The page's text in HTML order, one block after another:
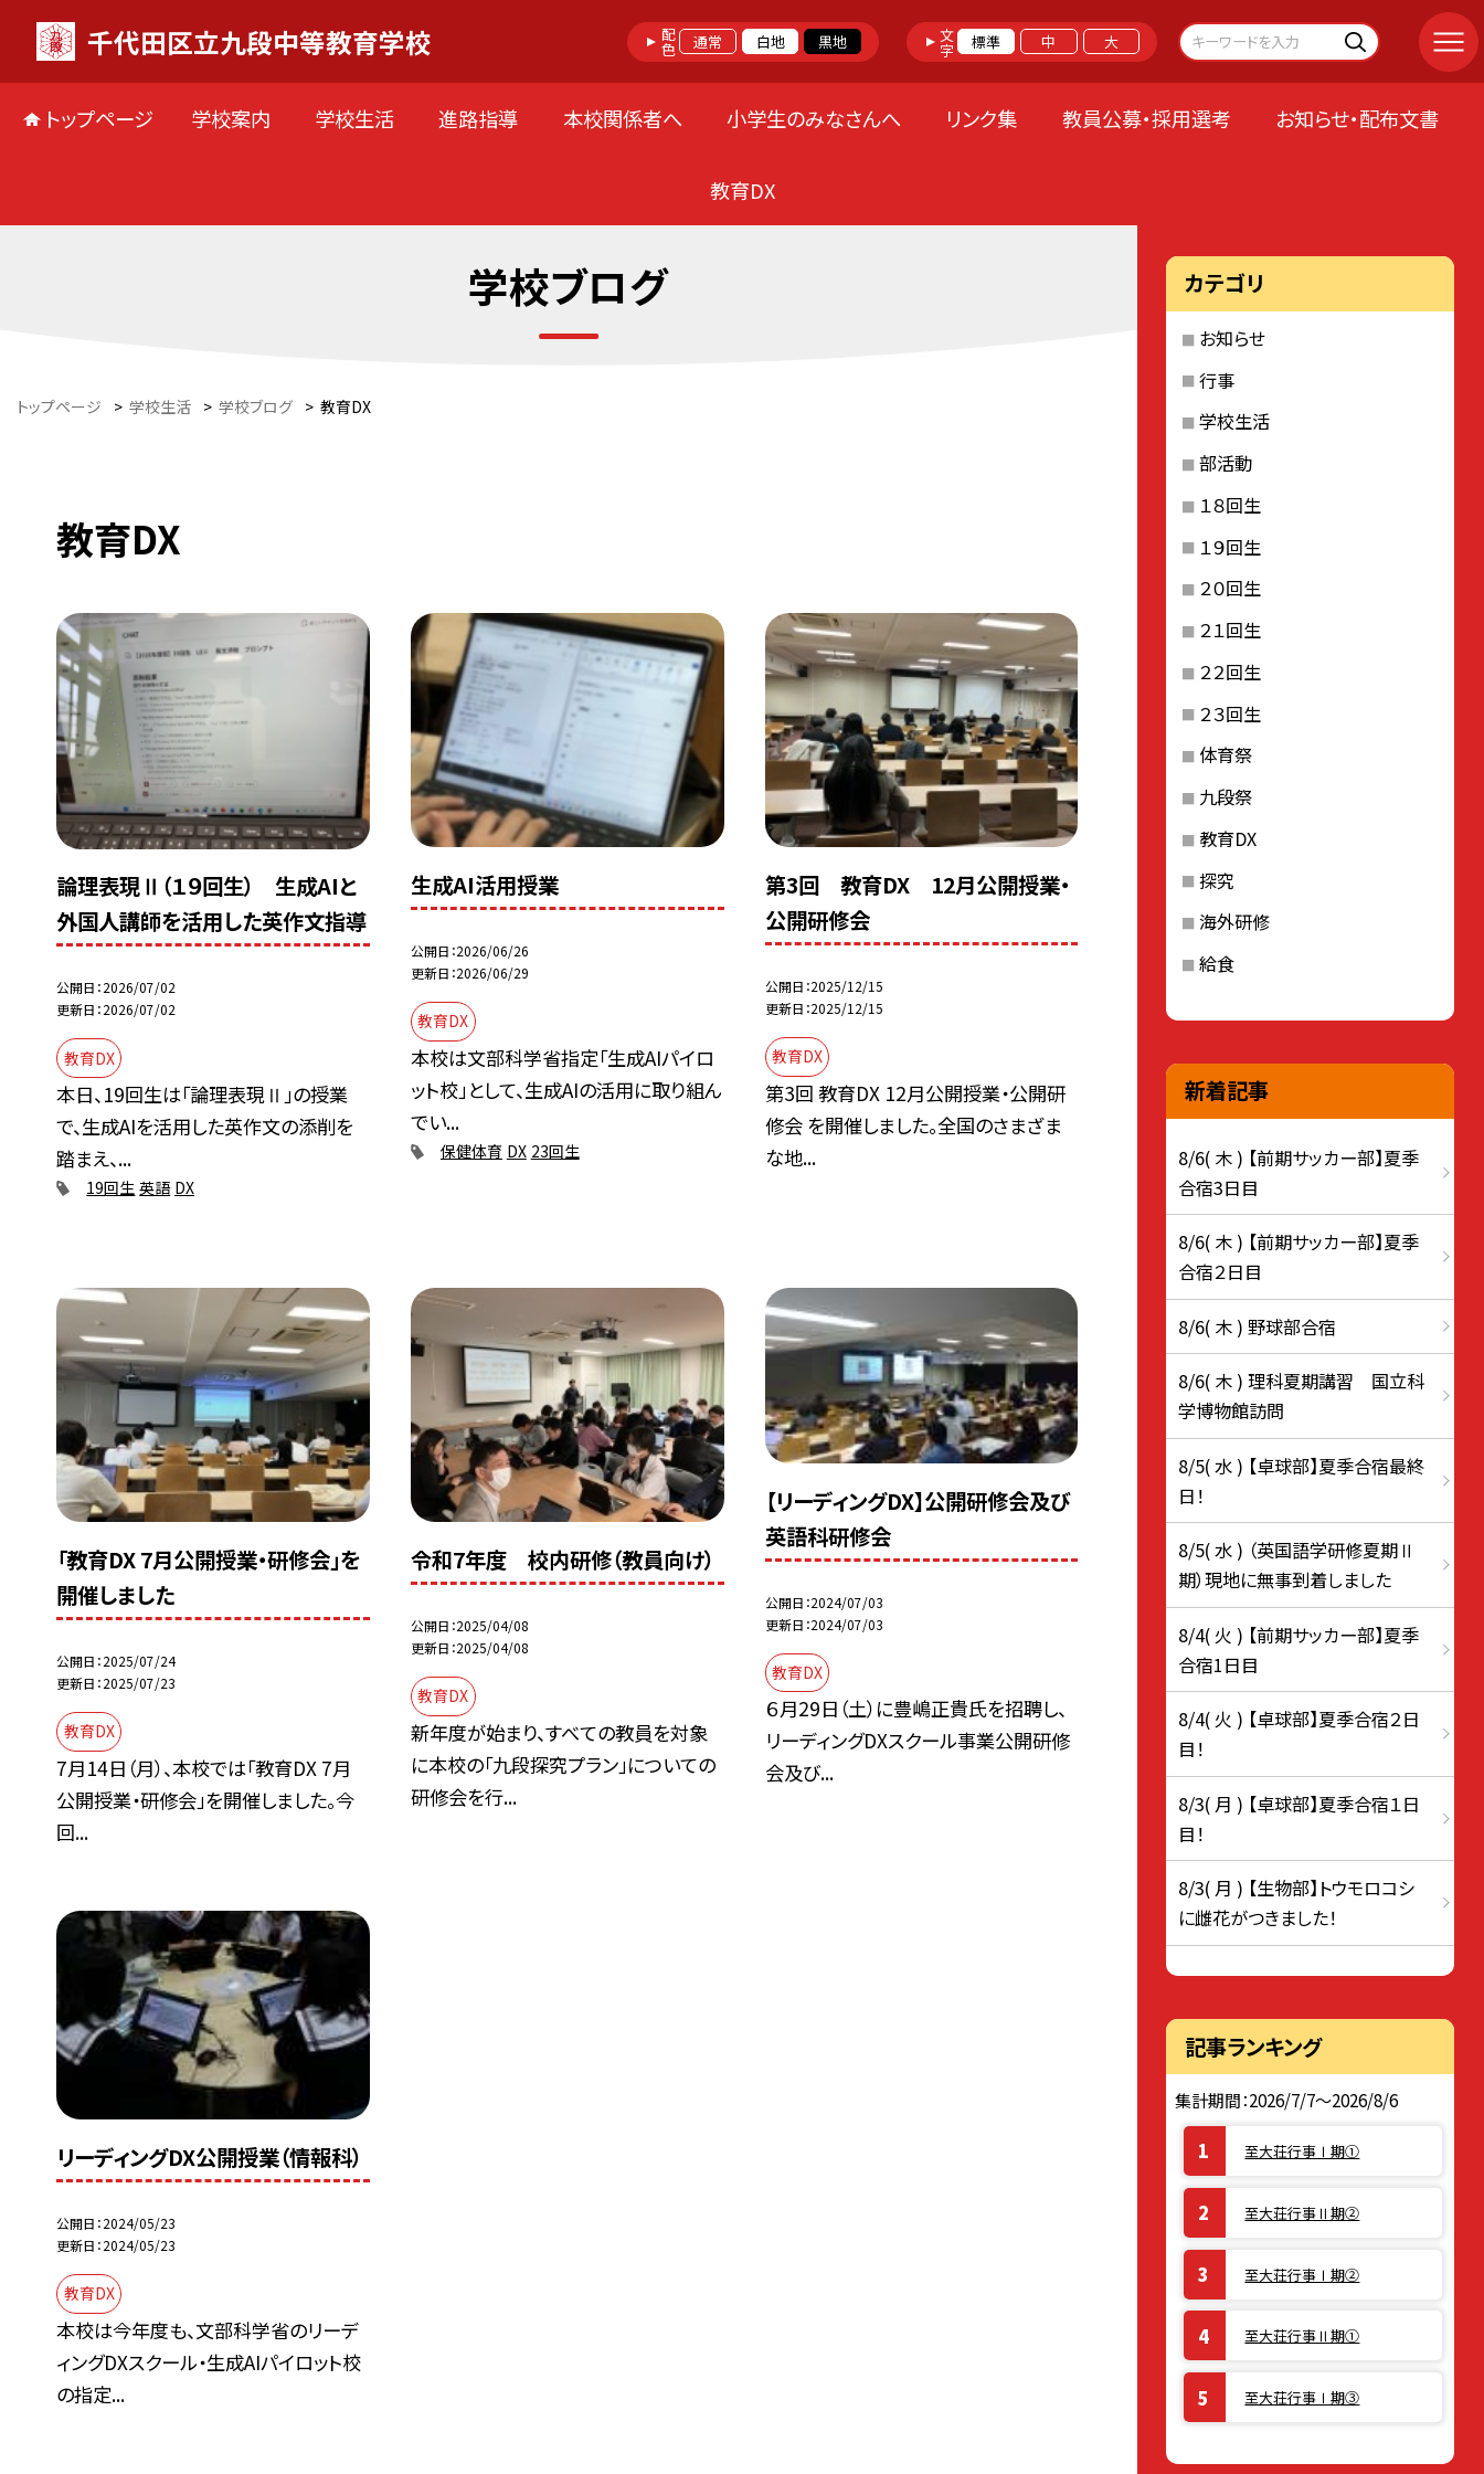
千代田区立九段中等教育学校 配色 通常 白地 黒地 文字 標準 中 大
トップページ 学校案内 学校生活 進路指導 本校関係者へ 小学生のみなさんへ リンク集 教員公募・採用選考 お知らせ・配布文書
教育DX
学校ブログ
トップページ > 学校生活 > 学校ブログ > 教育DX
教育DX
論理表現Ⅱ（１９回生） 生成AIと
外国人講師を活用した英作文指導
公開日 2026/07/02
更新日 2026/07/02
教育DX
本日、19回生は「論理表現Ⅱ」の授業
で、生成AIを活用した英作文の添削を
踏まえ、...
19回生 英語 DX
生成AI活用授業
公開日 2026/06/26
更新日 2026/06/29
教育DX
本校は文部科学省指定「生成AIパイロ
ット校」として、生成AIの活用に取り組ん
でい...
保健体育 DX 23回生
第3回 教育DX 12月公開授業・
公開研修会
公開日 2025/12/15
更新日 2025/12/15
教育DX
第3回 教育DX 12月公開授業・公開研
修会 を開催しました。全国のさまざま
な地...
「教育DX 7月公開授業・研修会」を
開催しました
公開日 2025/07/24
更新日 2025/07/23
教育DX
7月14日（月）、本校では「教育DX 7月
公開授業・研修会」を開催しました。今
回...
令和7年度 校内研修（教員向け）
公開日 2025/04/08
更新日 2025/04/08
教育DX
新年度が始まり、すべての教員を対象
に本校の「九段探究プラン」についての
研修会を行...
【リーディングDX】公開研修会及び
英語科研修会
公開日 2024/07/03
更新日 2024/07/03
教育DX
６月29日（土）に豊嶋正貴氏を招聘し、
リーディングDXスクール事業公開研修
会及び...
リーディングDX公開授業（情報科）
公開日 2024/05/23
更新日 2024/05/23
教育DX
本校は今年度も、文部科学省のリーデ
ィングDXスクール・生成AIパイロット校
の指定...
カテゴリ
お知らせ
行事
学校生活
部活動
１８回生
１９回生
２０回生
２１回生
２２回生
２３回生
体育祭
九段祭
教育DX
探究
海外研修
給食
新着記事
8/6( 木 ) 【前期サッカー部】夏季
合宿3日目
8/6( 木 ) 【前期サッカー部】夏季
合宿２日目
8/6( 木 ) 野球部合宿
8/6( 木 ) 理科夏期講習 国立科
学博物館訪問
8/5( 水 ) 【卓球部】夏季合宿最終
日！
8/5( 水 ) （英国語学研修夏期Ⅱ
期）現地に無事到着しました
8/4( 火 ) 【前期サッカー部】夏季
合宿1日目
8/4( 火 ) 【卓球部】夏季合宿２日
目！
8/3( 月 ) 【卓球部】夏季合宿１日
目！
8/3( 月 ) 【生物部】トウモロコシ
に雌花がつきました！
記事ランキング
集計期間：2026/7/7～2026/8/6
至大荘行事Ⅰ期①
至大荘行事Ⅱ期②
至大荘行事Ⅰ期②
至大荘行事Ⅱ期①
至大荘行事Ⅰ期③